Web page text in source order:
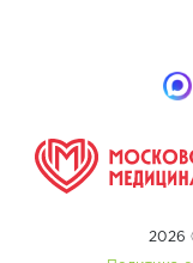
2026